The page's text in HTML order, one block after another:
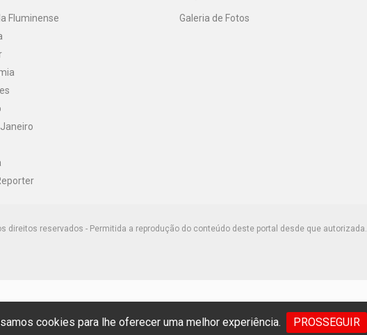
cookies para lhe oferecer uma melhor experiência. PROSSEGUIR
Fluminense
Galeria de Fotos
direitos reservados - Permitida a reprodução do conteúdo deste portal desde que autorizada.